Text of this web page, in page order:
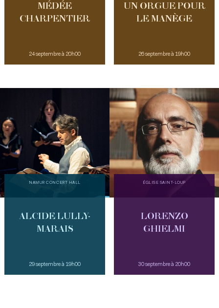
MÉDÉE
CHARPENTIER
24 septembre à 20h00
UN ORGUE POUR
LE MANÈGE
26 septembre à 19h00
NAMUR CONCERT HALL
ALCIDE LULLY-
MARAIS
29 septembre à 19h00
ÉGLISE SAINT-LOUP
LORENZO
GHIELMI
30 septembre à 20h00